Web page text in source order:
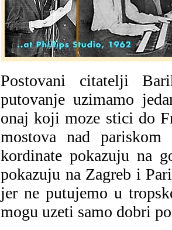
Postovani citatelji
putovanje uzimamo
onaj koji moze stici do
mostova nad pariskom
kordinate pokazuju na
pokazuju na Zagreb i
jer ne putujemo u
mogu uzeti samo dobri